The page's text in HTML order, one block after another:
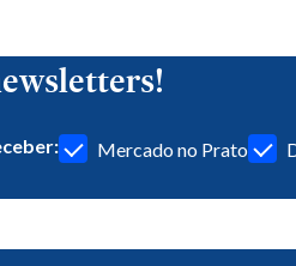
Mercado no Prato